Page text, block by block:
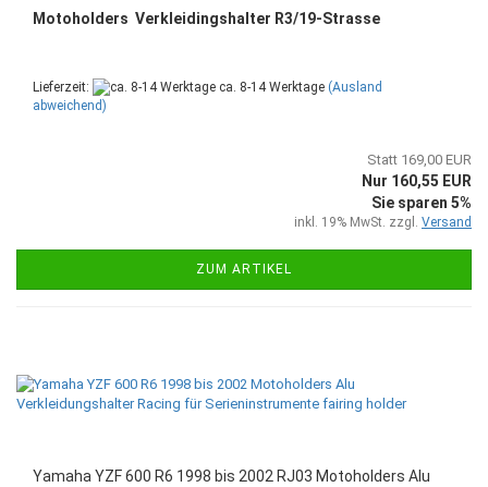
Motoholders Verkleidingshalter R3/19-Strasse
Lieferzeit: ca. 8-14 Werktage (Ausland
abweichend)
Statt 169,00 EUR
Nur 160,55 EUR
Sie sparen 5%
inkl. 19% MwSt. zzgl. Versand
ZUM ARTIKEL
Yamaha YZF 600 R6 1998 bis 2002 RJ03 Motoholders Alu